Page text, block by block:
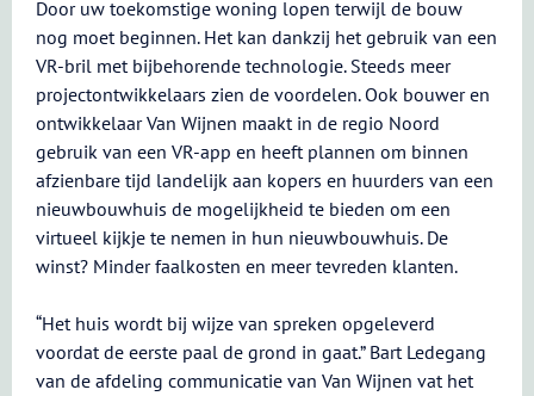
Door uw toekomstige woning lopen terwijl de bouw
nog moet beginnen. Het kan dankzij het gebruik van een
VR-bril met bijbehorende technologie. Steeds meer
projectontwikkelaars zien de voordelen. Ook bouwer en
ontwikkelaar Van Wijnen maakt in de regio Noord
gebruik van een VR-app en heeft plannen om binnen
afzienbare tijd landelijk aan kopers en huurders van een
nieuwbouwhuis de mogelijkheid te bieden om een
virtueel kijkje te nemen in hun nieuwbouwhuis. De
winst? Minder faalkosten en meer tevreden klanten.
“Het huis wordt bij wijze van spreken opgeleverd
voordat de eerste paal de grond in gaat.” Bart Ledegang
van de afdeling communicatie van Van Wijnen vat het